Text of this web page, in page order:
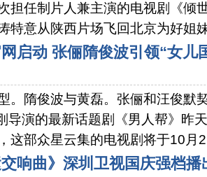
担任制片人兼主演的电视剧《倾
特意从陕西片场飞回北京为好姐
网启动 张俪隋俊波引领“女儿
。隋俊波与黄磊。张俪和汪俊默
导演的最新话题剧《男人帮》昨
这部众星云集的电视剧将于10月
响曲》深圳卫视国庆强档播